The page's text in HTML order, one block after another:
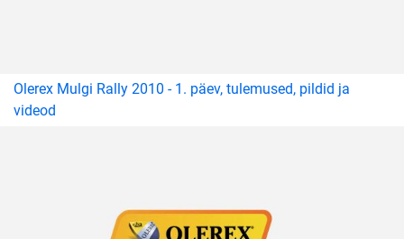
Olerex Mulgi Rally 2010 - 1. päev, tulemused, pildid ja
videod